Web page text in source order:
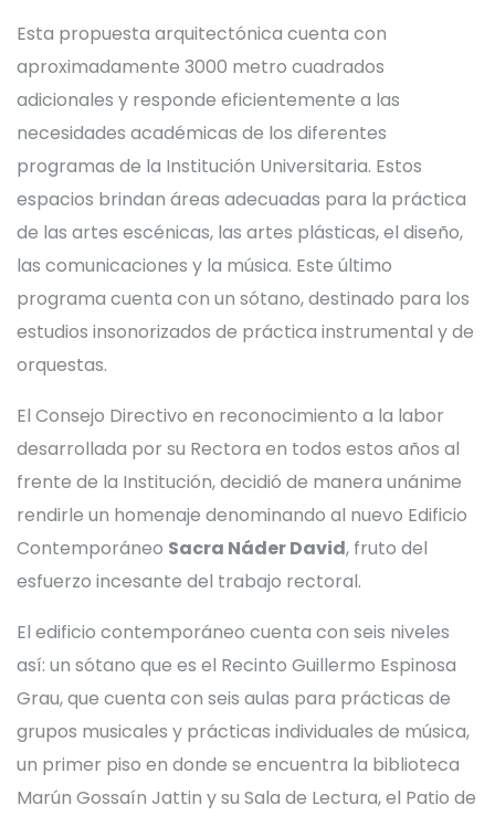
Esta propuesta arquitectónica cuenta con
aproximadamente 3000 metro cuadrados
adicionales y responde eficientemente a las
necesidades académicas de los diferentes
programas de la Institución Universitaria. Estos
espacios brindan áreas adecuadas para la práctica
de las artes escénicas, las artes plásticas, el diseño,
las comunicaciones y la música. Este último
programa cuenta con un sótano, destinado para los
estudios insonorizados de práctica instrumental y de
orquestas.
El Consejo Directivo en reconocimiento a la labor
desarrollada por su Rectora en todos estos años al
frente de la Institución, decidió de manera unánime
rendirle un homenaje denominando al nuevo Edificio
Contemporáneo Sacra Náder David, fruto del
esfuerzo incesante del trabajo rectoral.
El edificio contemporáneo cuenta con seis niveles
así: un sótano que es el Recinto Guillermo Espinosa
Grau, que cuenta con seis aulas para prácticas de
grupos musicales y prácticas individuales de música,
un primer piso en donde se encuentra la biblioteca
Marún Gossaín Jattin y su Sala de Lectura, el Patio de